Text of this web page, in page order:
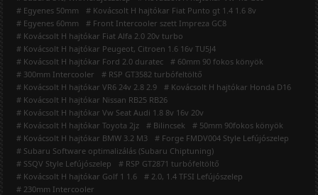
# Egyenes 50mm
# Kovácsolt H hajtókar Fiat Punto gt 1.4 1.6 8v
# Egyenes 60mm
# Front Intercooler szett Impreza GC8
# Kovácsolt H hajtókar Fiat Alfa 2.0 20v turbo
# Kovácsolt H hajtókar Peugeot, Citroen 1.6 16v TU5J4
# Kovácsolt H hajtókar Ford 2.0 duratec
# 60mm 90 fokos könyök
# 300mm Intercooler
# RSP GT3582 turbófeltöltő
# Kovácsolt H hajtókar VR6 24v 2.8 2.9
# Kovácsolt H hajtókar Honda D16
# Kovácsolt H hajtókar Nissan RB25 RB26
# Kovácsolt H hajtókar Vw Seat Audi 1.8 8v 16v 20v
# Kovácsolt H hajtókar Toyota 2jz
# Bilincsek
# 50mm 90fokos könyök
# Kovácsolt H hajtókar BMW 3.2 M3
# Forge FMDV004 Style Lefújószelep
# Subaru Software optimalizálás (Subaru Chiptuning)
# SSQV Style Lefújószelep
# RSP GT2871 turbófeltöltő
# Kovácsolt H hajtókar Golf 1 1.6
# 2.0, 1.4 TFSI Lefújószelep
# 230mm Intercooler